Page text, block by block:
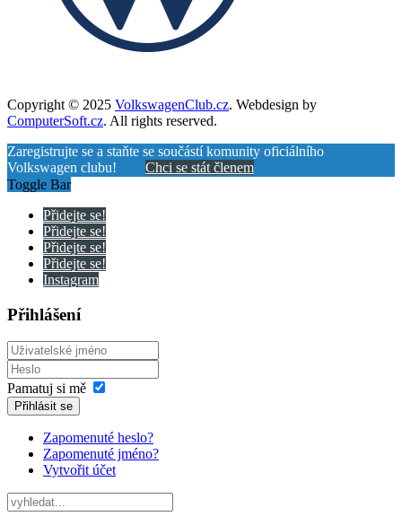
Copyright © 2025 VolkswagenClub.cz. Webdesign by
ComputerSoft.cz. All rights reserved.
Zaregistrujte se a staňte se součástí komunity oficiálního
Volkswagen clubu! Chci se stát členem
Toggle Bar
Přidejte se!
Přidejte se!
Přidejte se!
Přidejte se!
Instagram
Přihlášení
Pamatuj si mě
Přihlásit se
Zapomenuté heslo?
Zapomenuté jméno?
Vytvořit účet